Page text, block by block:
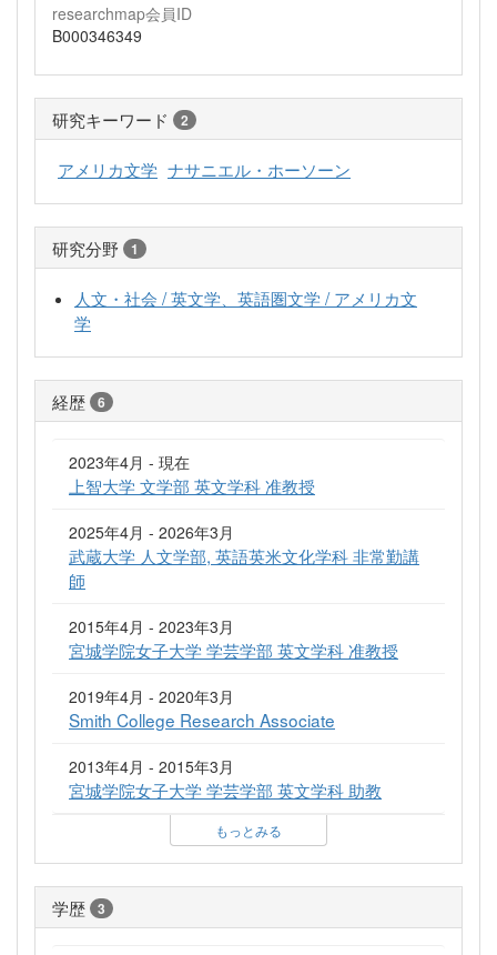
researchmap会員ID
B000346349
研究キーワード 2
アメリカ文学 ナサニエル・ホーソーン
研究分野 1
人文・社会 / 英文学、英語圏文学 / アメリカ文
学
経歴 6
2023年4月 - 現在
上智大学 文学部 英文学科 准教授
2025年4月 - 2026年3月
武蔵大学 人文学部, 英語英米文化学科 非常勤講
師
2015年4月 - 2023年3月
宮城学院女子大学 学芸学部 英文学科 准教授
2019年4月 - 2020年3月
Smith College Research Associate
2013年4月 - 2015年3月
宮城学院女子大学 学芸学部 英文学科 助教
もっとみる
学歴 3